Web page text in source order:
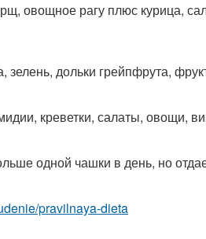
овощное рагу плюс курица,
зелень, дольки грейпфрута,
креветки, салаты, овощи,
одной чашки в день, но
pravilnaya-dieta